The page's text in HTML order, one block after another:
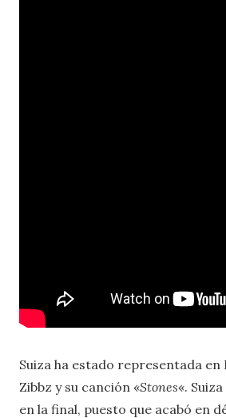
Suiza ha estado representada en
Zibbz y su canción «Stones«.
en la final, puesto que acabó en